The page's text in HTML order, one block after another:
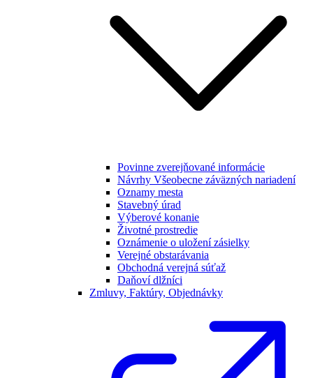
Povinne zverejňované informácie
Návrhy Všeobecne záväzných nariadení
Oznamy mesta
Stavebný úrad
Výberové konanie
Životné prostredie
Oznámenie o uložení zásielky
Verejné obstarávania
Obchodná verejná súťaž
Daňoví dlžníci
Zmluvy, Faktúry, Objednávky